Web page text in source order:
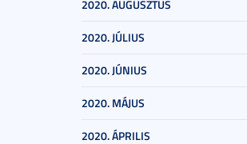
2020. AUGUSZTUS
2020. JÚLIUS
2020. JÚNIUS
2020. MÁJUS
2020. ÁPRILIS